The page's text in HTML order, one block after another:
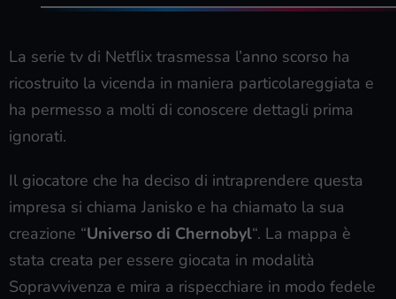
La serie tv di Netflix trasmessa l’anno scorso ha
ricostruito la vicenda in maniera particolareggiata e
ha permesso a molti di conoscere dettagli prima
ignorati.
Il giocatore che ha deciso di intraprendere questa
impresa si chiama Janisko e ha chiamato la sua
creazione “Universo di Chernobyl“. La mappa è
stata creata per essere giocata in modalità
Sopravvivenza e mira a rispecchiare in modo fedele